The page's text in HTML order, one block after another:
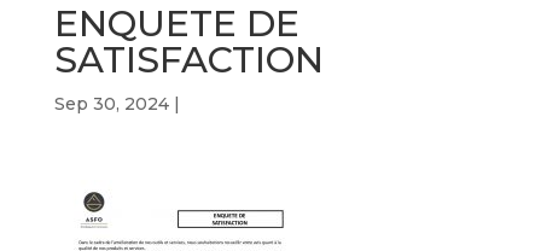
ENQUETE DE
SATISFACTION
Sep 30, 2024|